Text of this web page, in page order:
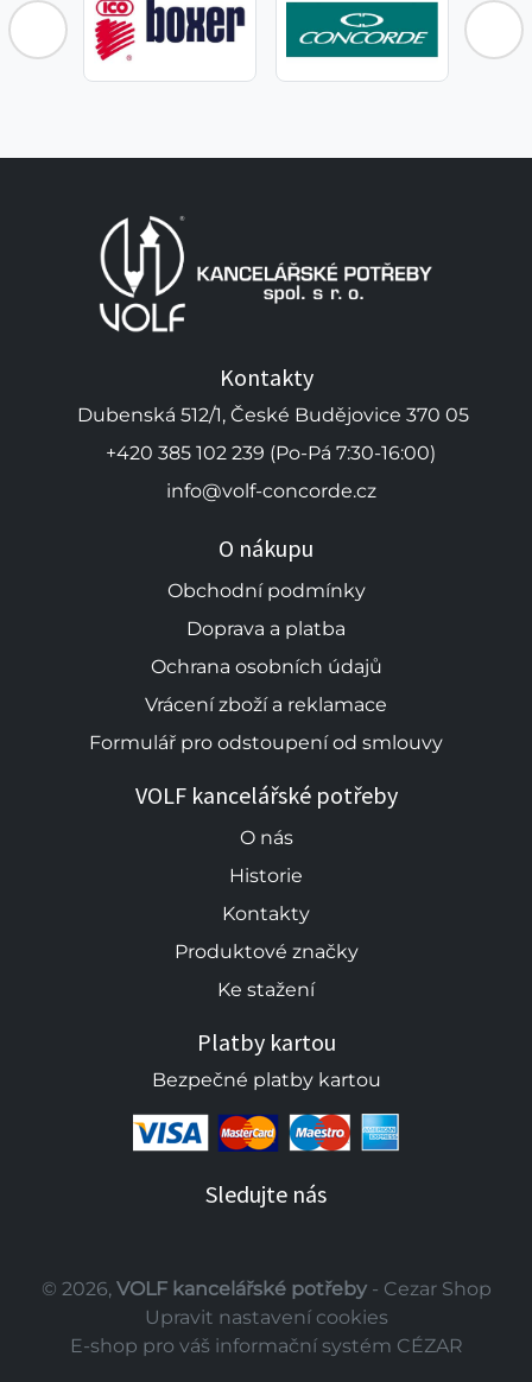
Kontakty
Dubenská 512/1, České Budějovice 370 05
+420 385 102 239 (Po-Pá 7:30-16:00)
info@volf-concorde.cz
O nákupu
Obchodní podmínky
Doprava a platba
Ochrana osobních údajů
Vrácení zboží a reklamace
Formulář pro odstoupení od smlouvy
VOLF kancelářské potřeby
O nás
Historie
Kontakty
Produktové značky
Ke stažení
Platby kartou
Bezpečné platby kartou
Sledujte nás
© 2026, VOLF kancelářské potřeby- Cezar Shop
Upravit nastavení cookies
E-shop pro váš informační systém CÉZAR